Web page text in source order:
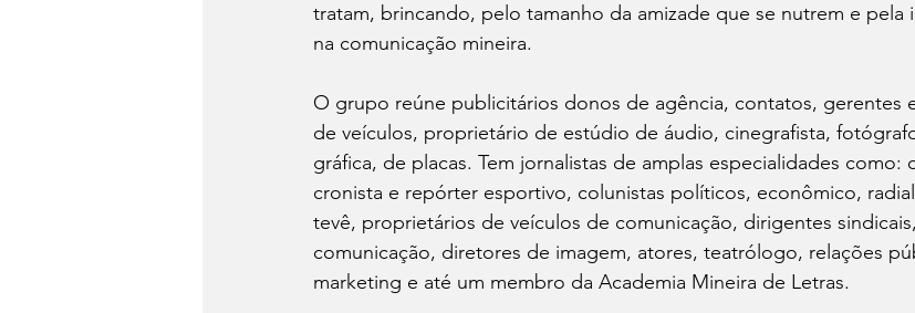
tratam, brincando, pelo tamanho da amizade que se nutrem e pela
na comunicação mineira.
O grupo reúne publicitários donos de agência, contatos, gerentes
de veículos, proprietário de estúdio de áudio, cinegrafista,
gráfica, de placas. Tem jornalistas de amplas especialidades como:
cronista e repórter esportivo, colunistas políticos, econômico,
tevê, proprietários de veículos de comunicação, dirigentes
comunicação, diretores de imagem, atores, teatrólogo, relações
marketing e até um membro da Academia Mineira de Letras.